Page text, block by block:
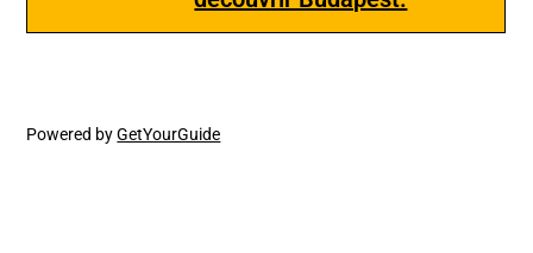
Powered byGetYourGuide